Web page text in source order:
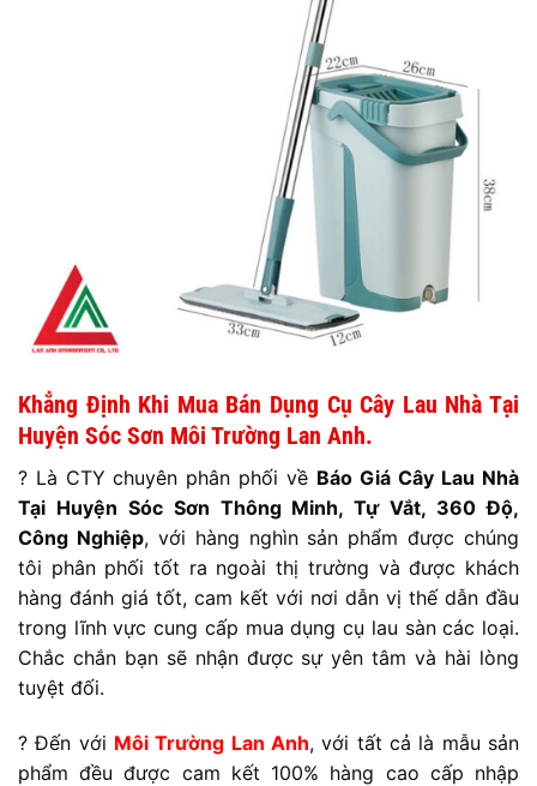
Khẳng Định Khi Mua Bán Dụng Cụ Cây Lau Nhà Tại
Huyện Sóc Sơn Môi Trường Lan Anh.
? Là CTY chuyên phân phối về Báo Giá Cây Lau Nhà
Tại Huyện Sóc Sơn Thông Minh, Tự Vắt, 360 Độ,
Công Nghiệp, với hàng nghìn sản phẩm được chúng
tôi phân phối tốt ra ngoài thị trường và được khách
hàng đánh giá tốt, cam kết với nơi dẫn vị thế dẫn đầu
trong lĩnh vực cung cấp mua dụng cụ lau sàn các loại.
Chắc chắn bạn sẽ nhận được sự yên tâm và hài lòng
tuyệt đối.
? Đến với Môi Trường Lan Anh, với tất cả là mẫu sản
phẩm đều được cam kết 100% hàng cao cấp nhập